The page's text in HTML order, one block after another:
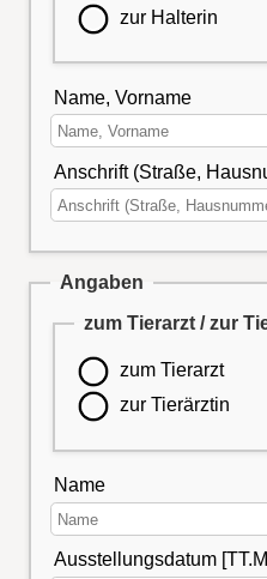
zur Halterin
Name, Vorname
Anschrift (Straße,
Angaben
zum Tierarzt / zur
zum Tierarzt
zur Tierärztin
Name